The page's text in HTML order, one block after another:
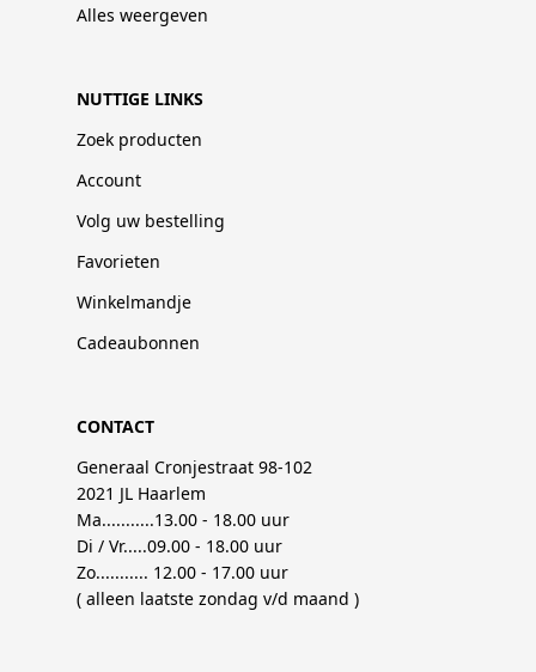
Alles weergeven
NUTTIGE LINKS
Zoek producten
Account
Volg uw bestelling
Favorieten
Winkelmandje
Cadeaubonnen
CONTACT
Generaal Cronjestraat 98-102
2021 JL Haarlem
Ma...........13.00 - 18.00 uur
Di / Vr.....09.00 - 18.00 uur
Zo........... 12.00 - 17.00 uur
( alleen laatste zondag v/d maand )